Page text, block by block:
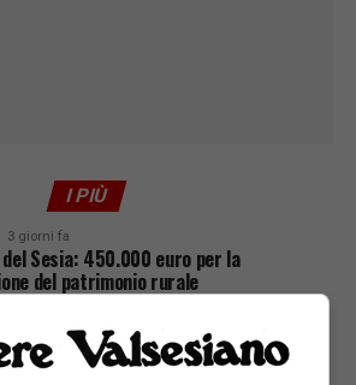
I PIÙ
3 giorni fa
del Sesia: 450.000 euro per la
del patrimonio rurale
6 giorni fa
delle genti valsesiane quinta edizione